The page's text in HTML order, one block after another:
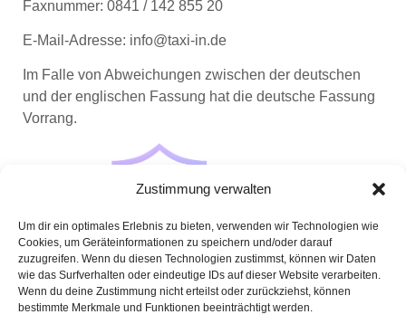
Zustimmung verwalten
Um dir ein optimales Erlebnis zu bieten, verwenden wir Technologien wie
Cookies, um Geräteinformationen zu speichern und/oder darauf
zuzugreifen. Wenn du diesen Technologien zustimmst, können wir Daten
wie das Surfverhalten oder eindeutige IDs auf dieser Website verarbeiten.
Wenn du deine Zustimmung nicht erteilst oder zurückziehst, können
bestimmte Merkmale und Funktionen beeinträchtigt werden.
Faxnummer: 0841 / 142 855 20
E-Mail-Adresse: info@taxi-in.de
Im Falle von Abweichungen zwischen der deutschen
und der englischen Fassung hat die deutsche Fassung
Vorrang.